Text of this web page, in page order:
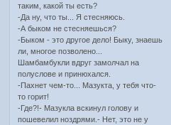
таким, какой ты есть?
-Да ну, что ты... Я стесняюсь.
-А быком не стесняешься?
-Быком - это другое дело! Быку, знаешь
ли, многое позволено...
Шамбамбукли вдруг замолчал на
полуслове и принюхался.
-Пахнет чем-то... Мазукта, у тебя что-
то горит!
-Где?!- Мазукла вскинул голову и
пошевелил ноздрями.- Нет, это не у